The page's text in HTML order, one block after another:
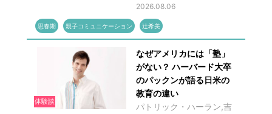
2026.08.06
思春期 親子コミュニケーション 辻希美
体験談
なぜアメリカには「塾」
がない？ ハーバード大卒
のパックンが語る日米の
教育の違い
パトリック・ハーラン,吉